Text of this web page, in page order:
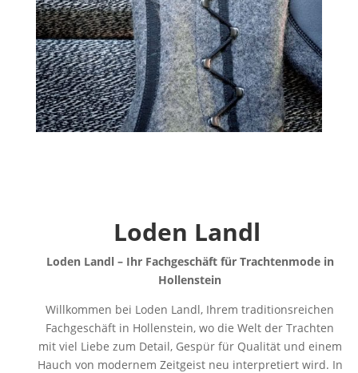
Loden Landl
Loden Landl – Ihr Fachgeschäft für Trachtenmode in
Hollenstein
Willkommen bei Loden Landl, Ihrem traditionsreichen
Fachgeschäft in Hollenstein, wo die Welt der Trachten
mit viel Liebe zum Detail, Gespür für Qualität und einem
Hauch von modernem Zeitgeist neu interpretiert wird. In